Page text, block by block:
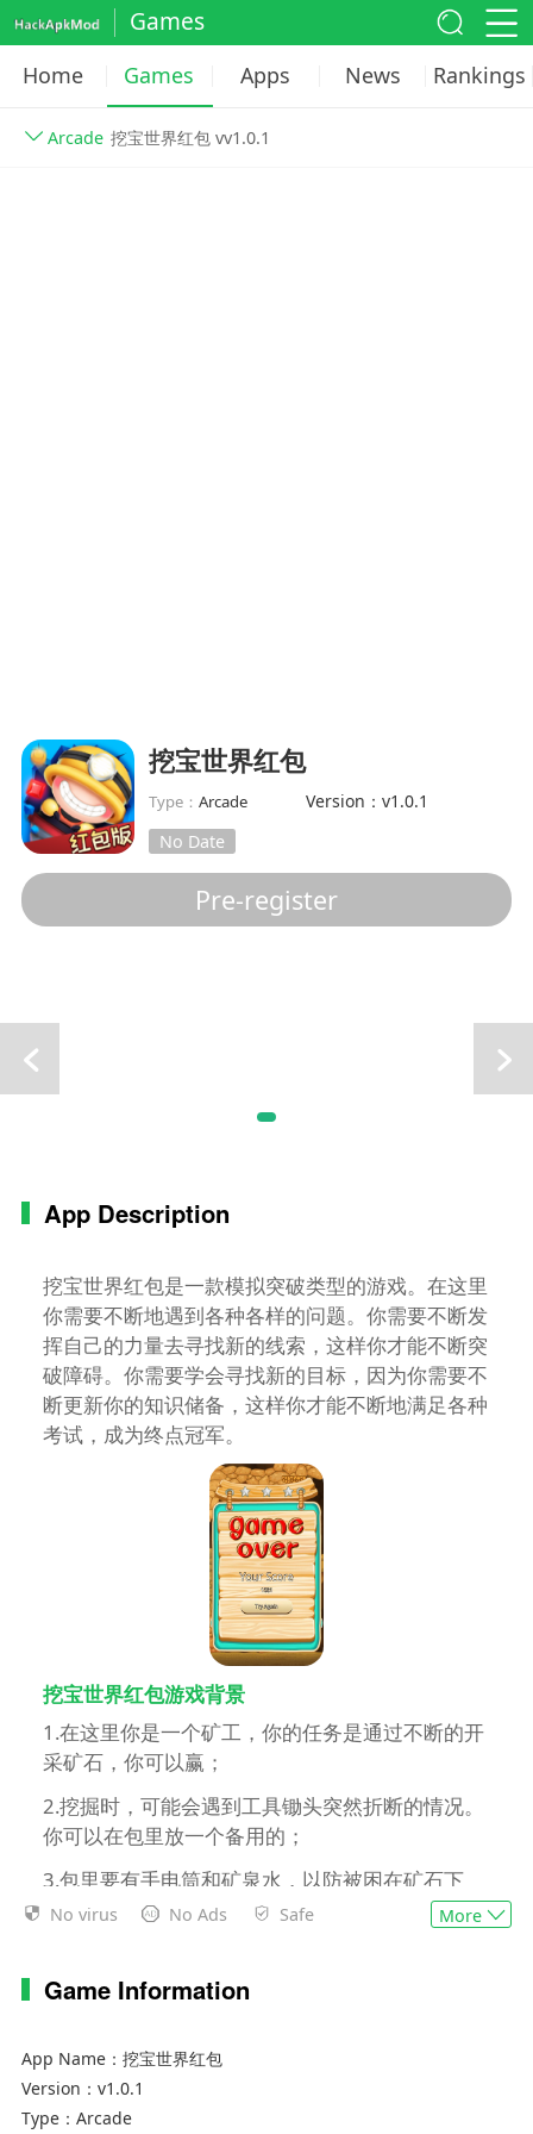
Games
Home Games Apps News Rankings
Arcade 挖宝世界红包 vv1.0.1
挖宝世界红包
Type：Arcade
Version：v1.0.1
No Date
Pre-register
App Description
挖宝世界红包是一款模拟突破类型的游戏。在这里
你需要不断地遇到各种各样的问题。你需要不断发
挥自己的力量去寻找新的线索，这样你才能不断突
破障碍。你需要学会寻找新的目标，因为你需要不
断更新你的知识储备，这样你才能不断地满足各种
考试，成为终点冠军。
挖宝世界红包游戏背景
1.在这里你是一个矿工，你的任务是通过不断的开
采矿石，你可以赢；
2.挖掘时，可能会遇到工具锄头突然折断的情况。
你可以在包里放一个备用的；
3.包里要有手电筒和矿泉水，以防被困在矿石下
面，保持体力。
No virus No Ads Safe More
Game Information
App Name： 挖宝世界红包
Version： v1.0.1
Type： Arcade